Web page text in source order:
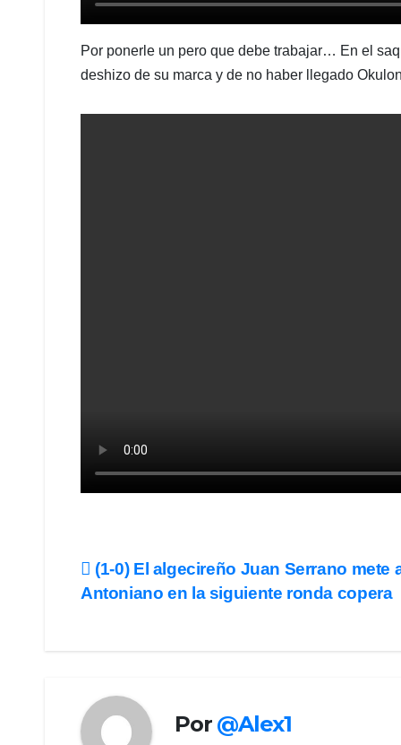
Por ponerle un pero que debe trabajar… En el
deshizo de su marca y de no haber llegado
Navegación
(1-0) El algecireño Juan Serrano mete
Antoniano en la siguiente ronda copera
Por @Alex1